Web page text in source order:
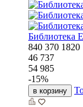
Библиотека
840 370 1820
46 737
54 985
-15%
в корзину